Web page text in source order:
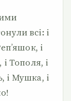
всі: і
і
Тополя, і
і Мушка, і